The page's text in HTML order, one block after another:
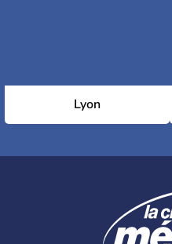
Lyon